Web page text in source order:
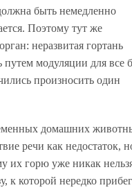
быть немедленно
Поэтому тут же
неразвитая гортань
модуляции для все
произносить один
домашних
речи как недостаток,
их горю уже никак
к которой нередко